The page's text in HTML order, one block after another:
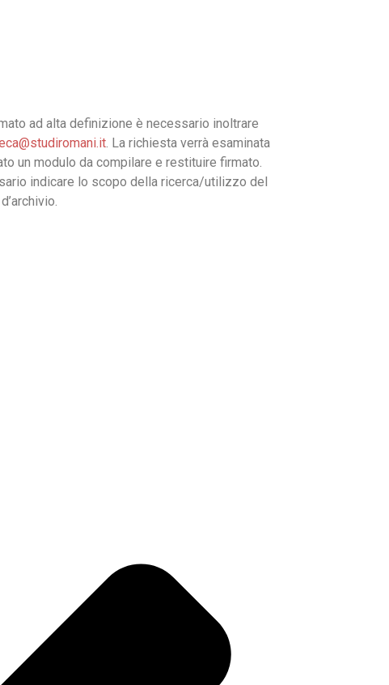
ad alta definizione è necessario inoltrare
. La richiesta verrà esaminata
un modulo da compilare e restituire firmato.
indicare lo scopo della ricerca/utilizzo del